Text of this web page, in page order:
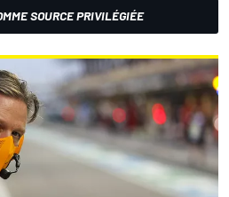
SOURCE PRIVILÉGIÉE